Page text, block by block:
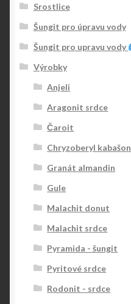
Srostlice
Šungit pro úpravu vody
Šungit pro upravu vody
Výrobky
Anjeli
Aragonit srdce
Čaroit
Chryzoberyl kabašon
Granát almandin
Gule
Malachit donut
Malachit srdce
Pyramida - šungit
Pyritové srdce
Rodonit - srdce